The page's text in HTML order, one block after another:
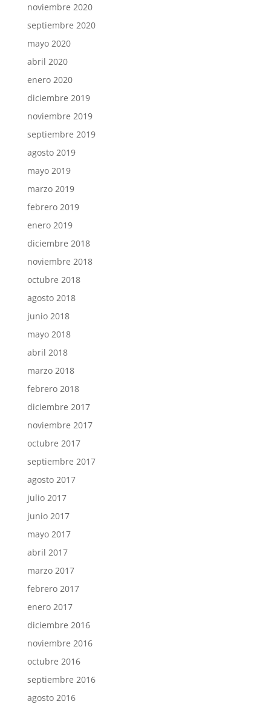
noviembre 2020
septiembre 2020
mayo 2020
abril 2020
enero 2020
diciembre 2019
noviembre 2019
septiembre 2019
agosto 2019
mayo 2019
marzo 2019
febrero 2019
enero 2019
diciembre 2018
noviembre 2018
octubre 2018
agosto 2018
junio 2018
mayo 2018
abril 2018
marzo 2018
febrero 2018
diciembre 2017
noviembre 2017
octubre 2017
septiembre 2017
agosto 2017
julio 2017
junio 2017
mayo 2017
abril 2017
marzo 2017
febrero 2017
enero 2017
diciembre 2016
noviembre 2016
octubre 2016
septiembre 2016
agosto 2016